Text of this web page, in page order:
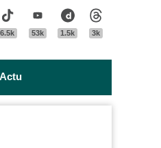
Tik Tok
6.5k
Youtube
53k
Dailymotion
1.5k 3k